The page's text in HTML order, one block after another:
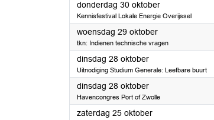
donderdag 30 oktober2025
Kennisfestival Lokale Energie Overijssel
woensdag 29 oktober2025
tkn: Indienen technische vragen
dinsdag 28 oktober2025
Uitnodiging Studium Generale: Leefbare buurt
dinsdag 28 oktober2025
Havencongres Port of Zwolle
zaterdag 25 oktober2025